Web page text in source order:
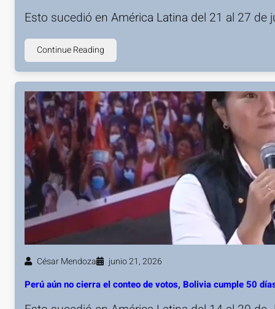
Esto sucedió en América Latina del 21 al 27
Continue Reading
César Mendoza junio 21, 2026
Perú aún no cierra el conteo de votos, Bolivia cumple 50